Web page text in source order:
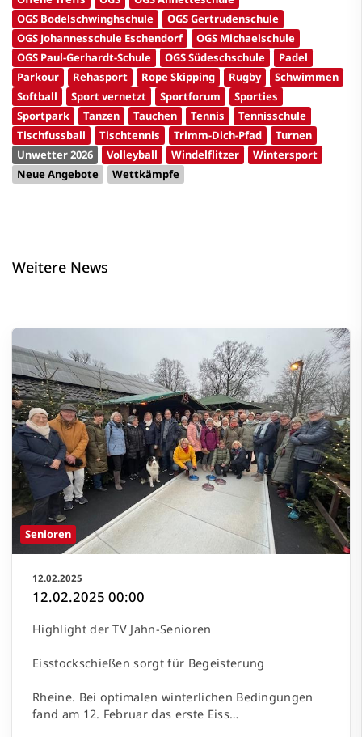
OGS Bodelschwinghschule
OGS Gertrudenschule
OGS Johannesschule Eschendorf
OGS Michaelschule
OGS Paul-Gerhardt-Schule
OGS Südeschschule
Padel
Parkour
Rehasport Rope Skipping Rugby
Schwimmen
Softball
Sport vernetzt Sportforum
Sporties
Sportpark
Tanzen Tauchen Tennis
Tennisschule
Tischfussball
Tischtennis Trimm-Dich-Pfad
Turnen
Unwetter 2026
Volleyball Windelflitzer
Wintersport
Neue Angebote
Wettkämpfe
Weitere News
Senioren
12.02.2025
12.02.2025 00:00
Highlight der TV Jahn-Senioren
Eisstockschießen sorgt für Begeisterung
Rheine. Bei optimalen winterlichen Bedingungen
fand am 12. Februar das erste Eiss…